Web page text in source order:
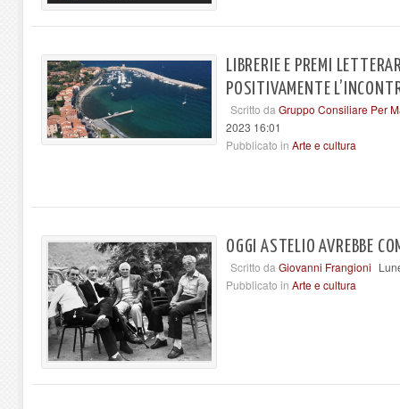
LIBRERIE E PREMI
POSITIVAMENTE
Scritto da Gruppo Consiliare Per
2023 16:01
Pubblicato in Arte e cultura
OGGI ASTELIO AVREBBE
Scritto da Giovanni Frangioni
Pubblicato in Arte e cultura